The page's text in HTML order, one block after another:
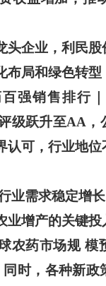
头企业，利民
布局和绿色转
强销售排行
级跃升至AA
认可，行业地位
业需求稳定增长
业增产的关键
农药市场规 模
同时，各种新政